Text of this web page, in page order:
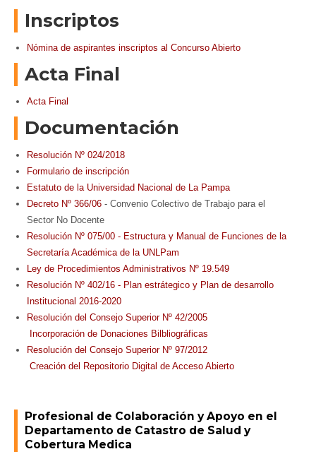
Inscriptos
Nómina de aspirantes inscriptos al Concurso Abierto
Acta Final
Acta Final
Documentación
Resolución Nº 024/2018
Formulario de inscripción
Estatuto de la Universidad Nacional de La Pampa
Decreto Nº 366/06 - Convenio Colectivo de Trabajo para el
Sector No Docente
Resolución Nº 075/00 - Estructura y Manual de Funciones de la
Secretaría Académica de la UNLPam
Ley de Procedimientos Administrativos Nº 19.549
Resolución Nº 402/16 - Plan estrátegico y Plan de desarrollo
Institucional 2016-2020
Resolución del Consejo Superior Nº 42/2005
Incorporación de Donaciones Bilbliográficas
Resolución del Consejo Superior Nº 97/2012
Creación del Repositorio Digital de Acceso Abierto
Profesional de Colaboración y Apoyo en el
Departamento de Catastro de Salud y
Cobertura Medica